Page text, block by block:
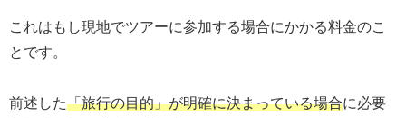
これはもし現地でツアーに参加する場合にかかる料金のこ
とです。
前述した「旅行の目的」が明確に決まっている場合に必要